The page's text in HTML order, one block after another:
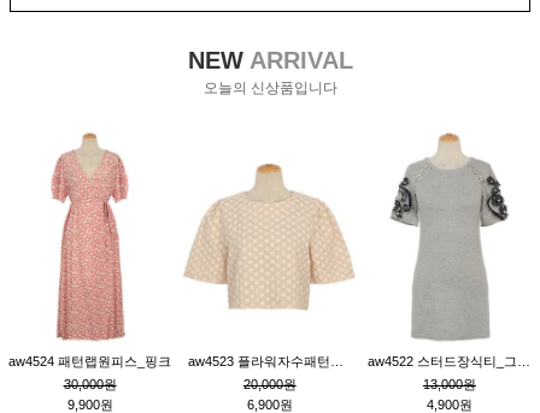
NEWARRIVAL
오늘의 신상품입니다
aw4524 패턴랩원피스_핑크
30,000원
9,900원
20,000원
6,900원
13,000원
4,900원